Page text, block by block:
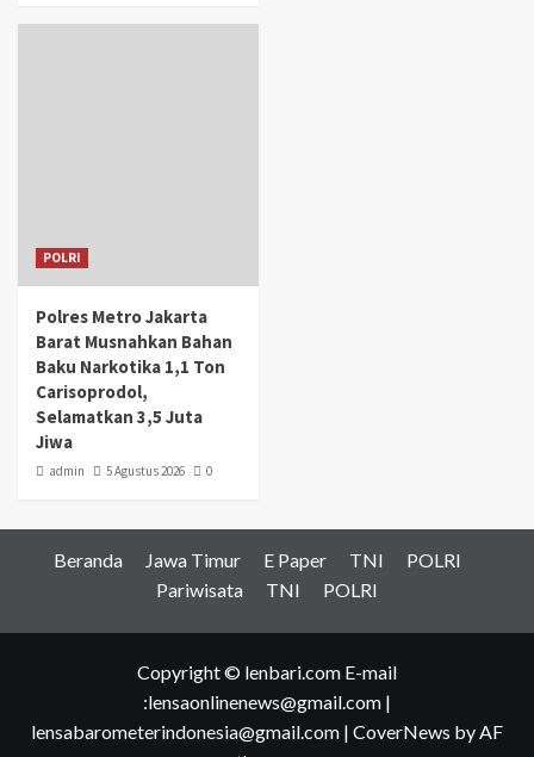
POLRI
Polres Metro Jakarta
Barat Musnahkan Bahan
Baku Narkotika 1,1 Ton
Carisoprodol,
Selamatkan 3,5 Juta
Jiwa
admin 5 Agustus 2026 0
Beranda Jawa Timur E Paper TNI
POLRI
Pariwisata
TNI POLRI
Copyright © lenbari.com E-mail
:lensaonlinenews@gmail.com |
lensabarometerindonesia@gmail.com | CoverNews by AF